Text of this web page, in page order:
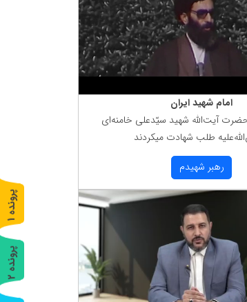
امام شهید ایران
آیت‌الله شهید سیّدعلی خامنه‌ای
طلب شهادت میكردند
رهبر شهیدم
پ
ر
و
ن
د
ه
1
پ
ر
و
ن
د
ه
2